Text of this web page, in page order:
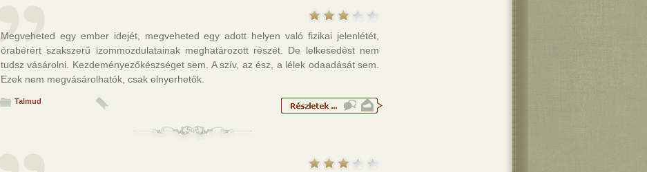
Megveheted egy ember idejét, megveheted egy adott helyen való fizikai jelenlétét,
órabérért szakszerű izommozdulatainak meghatározott részét. De lelkesedést nem
tudsz vásárolni. Kezdeményezőkészséget sem. A szív, az ész, a lélek odaadását sem.
Ezek nem megvásárolhatók, csak elnyerhetők.
Talmud